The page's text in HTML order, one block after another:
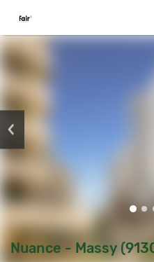
Nuance - Massy